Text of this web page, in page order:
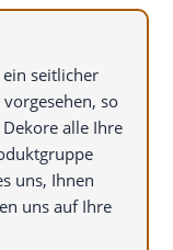
seit­li­cher
so
alle Ihre
uns, Ihnen
uns auf Ihre